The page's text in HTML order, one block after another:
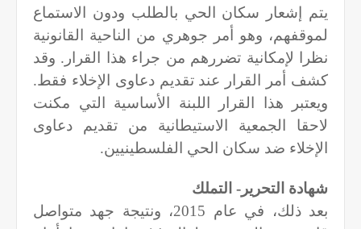
يتم إشعار سكان الحي بالطلب ودون الاستماع
لموقفهم، وهو أمر جوهري من الناحية القانونية
نظرا لإمكانية تضررهم من جراء هذا القرار. وقد
كشف أمر القرار عند تقديم دعاوى الإخلاء فقط.
ويعتبر هذا القرار اللبنة الأساسية التي مكنت
لاحقا الجمعية الاستيطانية من تقديم دعاوى
الإخلاء ضد سكان الحي الفلسطينيين.
شهادة التحرير- التملك
بعد ذلك، في عام 2015، ونتيجة جهد متواصل